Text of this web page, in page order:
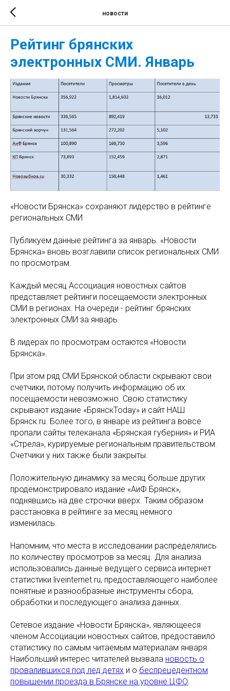
новости
Рейтинг брянских
электронных СМИ. Январь
«Новости Брянска» сохраняют лидерство в рейтинге
региональных СМИ
Публикуем данные рейтинга за январь. «Новости
Брянска» вновь возглавили список региональных СМИ
по просмотрам.
Каждый месяц Ассоциация новостных сайтов
представляет рейтинги посещаемости электронных
СМИ в регионах. На очереди - рейтинг брянских
электронных СМИ за январь.
В лидерах по просмотрам остаются «Новости
Брянска».
При этом ряд СМИ Брянской области скрывают свои
счетчики, потому получить информацию об их
посещаемости невозможно. Свою статистику
скрывают издание «БрянскToday» и сайт НАШ
Брянск.ru. Более того, в январе из рейтинга вовсе
пропали сайты телеканала «Брянская губерния» и РИА
«Стрела», курируемые региональным правительством.
Счетчики у них также были закрыты.
Положительную динамику за месяц больше других
продемонстрировало издание «АиФ Брянск»,
поднявшись на две строчки вверх. Таким образом
расстановка в рейтинге за месяц немного
изменилась.
Напомним, что места в исследовании распределялись
по количеству просмотров за месяц. Для анализа
использовались данные ведущего сервиса интернет
статистики liveinternet.ru, предоставляющего наиболее
понятные и разнообразные инструменты сбора,
обработки и последующего анализа данных.
Сетевое издание «Новости Брянска», являющееся
членом Ассоциации новостных сайтов, предоставило
статистику по самым читаемым материалам января.
Наибольший интерес читателей вызвала новость о
провалившихся под лед детях и о беспрецедентном
повышении проезда в Брянске на уровне ЦФО